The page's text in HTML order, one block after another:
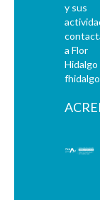
y sus
a Flor
Hidalgo